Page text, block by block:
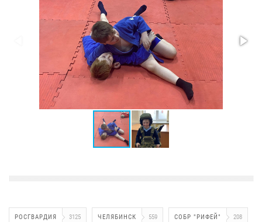
РОСГВАРДИЯ 3125 ЧЕЛЯБИНСК 559 СОБР "РИФЕЙ" 208